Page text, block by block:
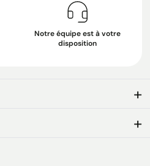
Notre équipe est à votre
disposition